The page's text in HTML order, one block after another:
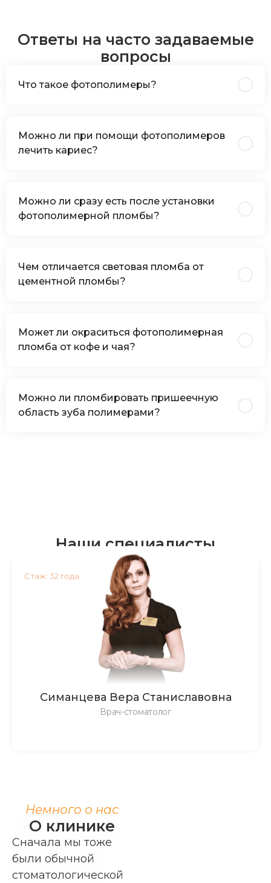
Ответы на часто задаваемые
вопросы
Что такое фотополимеры?
Можно ли при помощи фотополимеров
лечить кариес?
Можно ли сразу есть после установки
фотополимерной пломбы?
Чем отличается световая пломба от
цементной пломбы?
Может ли окраситься фотополимерная
пломба от кофе и чая?
Можно ли пломбировать пришеечную
область зуба полимерами?
Наши специалисты
Симанцева Вера Станиславовна
Врач-стоматолог
Стаж: 32 года
Немного о нас
О клинике
Сначала мы тоже
были обычной
стоматологической